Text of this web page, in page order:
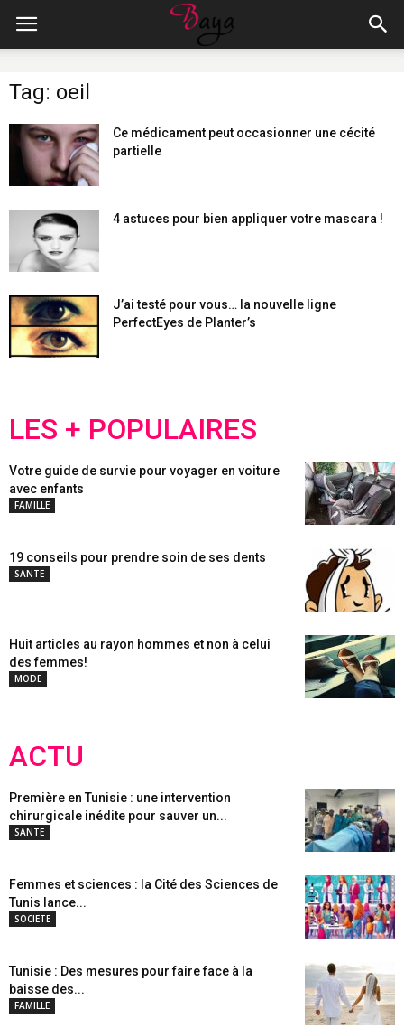
Tag: oeil
Ce médicament peut occasionner une cécité
partielle
4 astuces pour bien appliquer votre mascara !
J’ai testé pour vous… la nouvelle ligne
PerfectEyes de Planter’s
LES + POPULAIRES
Votre guide de survie pour voyager en voiture
avec enfants
FAMILLE
19 conseils pour prendre soin de ses dents
SANTE
Huit articles au rayon hommes et non à celui
des femmes!
MODE
ACTU
Première en Tunisie : une intervention
chirurgicale inédite pour sauver un...
SANTE
Femmes et sciences : la Cité des Sciences de
Tunis lance...
SOCIETE
Tunisie : Des mesures pour faire face à la
baisse des...
FAMILLE